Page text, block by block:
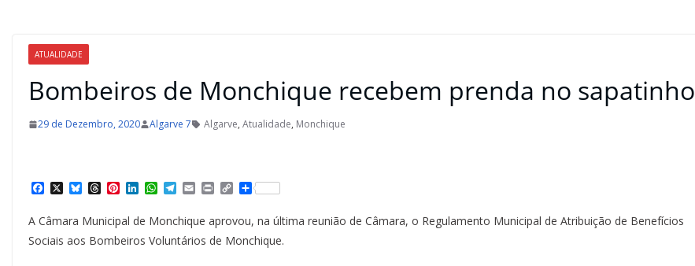
ATUALIDADE
Bombeiros de Monchique recebem prenda no sapatinho
29 de Dezembro, 2020 Algarve 7 Algarve, Atualidade, Monchique
c
e
b
X B
u
e
s
T
r
e
a
P
t
e
L
k
e
W
a
t
s
T
l
e
g
E
i
l
P
n
t
C
y
L
S
r
e
A Câmara Municipal de Monchique aprovou, na última reunião de Câmara, o Regulamento Municipal de Atribuição de Benefícios
Sociais aos Bombeiros Voluntários de Monchique.